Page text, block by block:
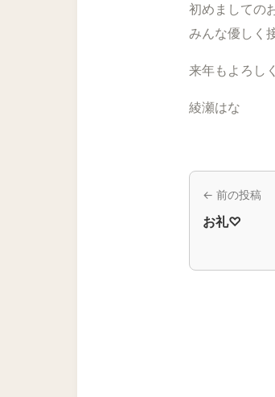
初めましての
みんな優しく
来年もよろし
綾瀬はな
← 前の投稿
お礼♡